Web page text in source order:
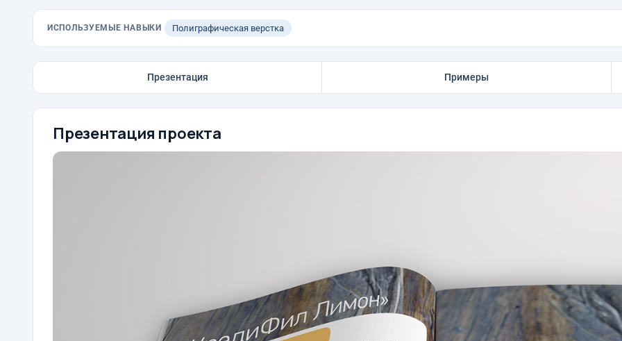
ИСПОЛЬЗУЕМЫЕ НАВЫКИ Полиграфическая верстка
Презентация Примеры
Презентация проекта